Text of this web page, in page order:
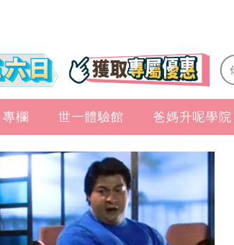
專欄 世一體驗館 爸媽升呢學院